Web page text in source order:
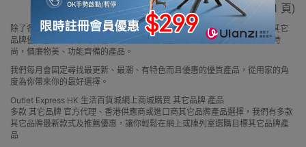
顯示 1 - 1 / 1 (共 1 頁)
除了各大品牌外，Outlet Express 生活百貨城亦為顧客精選一系列小眾及其它
品牌優質產品，除了為顧客帶來最新最潮的產品外，亦包括了多個實用又時
尚，價廉物美、功能齊備的產品。
我們每月會固定尋找最更新、最潮、有特色而且優惠的優質產品，從用家的角
度為你帶來你的最好選擇。
Outlet Express HK 生活百貨城網上商城購買 其它品牌 產品
多款 其它品牌 官方代理、香港供應商或進口商其它品牌產品選擇，我們有多款
其它品牌最新款式及推薦優惠，讓你輕鬆在網上或陳列室選購目標其它品牌產
品